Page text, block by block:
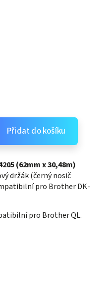
Přidat do košíku
(62mm x 30,48m)
držák (černý nosič
pro Brother DK-
pro Brother QL.